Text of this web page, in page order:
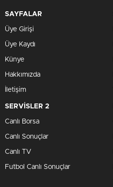
SAYFALAR
Üye Girişi
Üye Kaydı
Künye
Hakkımızda
İletişim
SERVİSLER 2
Canlı Borsa
Canlı Sonuçlar
Canlı TV
Futbol Canlı Sonuçlar